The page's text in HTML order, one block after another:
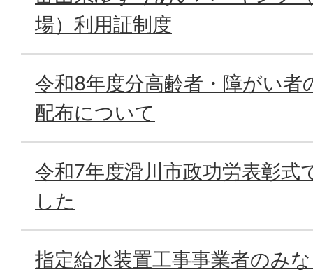
場）利用証制度
令和8年度分高齢者・障がい者
配布について
令和7年度滑川市政功労表彰式
した
指定給水装置工事事業者のみ